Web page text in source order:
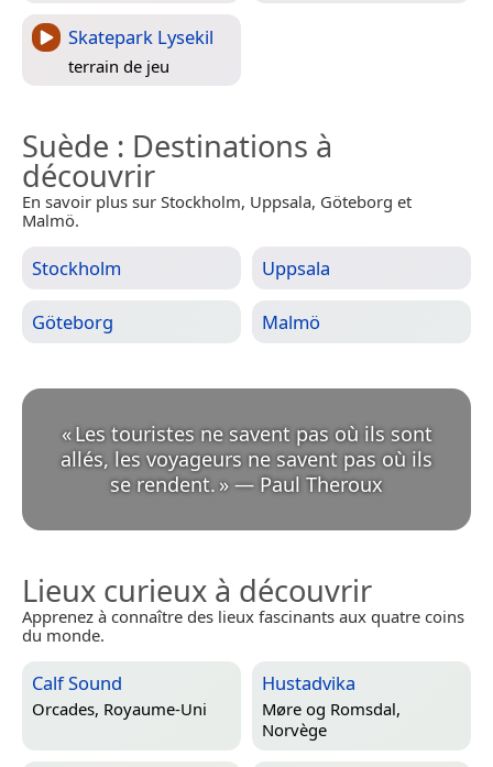
Skatepark Lysekil
terrain de jeu
Suède : Destinations à
découvrir
En savoir plus sur Stockholm, Uppsala, Göteborg et
Malmö.
Stockholm Uppsala
Göteborg Malmö
«Les touristes ne savent pas où ils sont
allés, les voyageurs ne savent pas où ils
se rendent. » — Paul Theroux
Lieux curieux à découvrir
Apprenez à connaître des lieux fascinants aux quatre coins
du monde.
Calf Sound
Orcades, Royaume-Uni
Hustadvika
Møre og Romsdal,
Norvège